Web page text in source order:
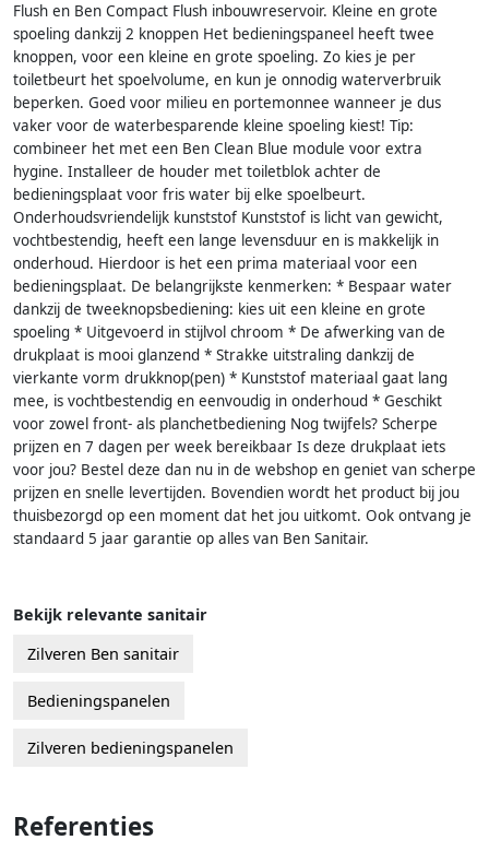
Flush en Ben Compact Flush inbouwreservoir. Kleine en grote
spoeling dankzij 2 knoppen Het bedieningspaneel heeft twee
knoppen, voor een kleine en grote spoeling. Zo kies je per
toiletbeurt het spoelvolume, en kun je onnodig waterverbruik
beperken. Goed voor milieu en portemonnee wanneer je dus
vaker voor de waterbesparende kleine spoeling kiest! Tip:
combineer het met een Ben Clean Blue module voor extra
hygine. Installeer de houder met toiletblok achter de
bedieningsplaat voor fris water bij elke spoelbeurt.
Onderhoudsvriendelijk kunststof Kunststof is licht van gewicht,
vochtbestendig, heeft een lange levensduur en is makkelijk in
onderhoud. Hierdoor is het een prima materiaal voor een
bedieningsplaat. De belangrijkste kenmerken: * Bespaar water
dankzij de tweeknopsbediening: kies uit een kleine en grote
spoeling * Uitgevoerd in stijlvol chroom * De afwerking van de
drukplaat is mooi glanzend * Strakke uitstraling dankzij de
vierkante vorm drukknop(pen) * Kunststof materiaal gaat lang
mee, is vochtbestendig en eenvoudig in onderhoud * Geschikt
voor zowel front- als planchetbediening Nog twijfels? Scherpe
prijzen en 7 dagen per week bereikbaar Is deze drukplaat iets
voor jou? Bestel deze dan nu in de webshop en geniet van scherpe
prijzen en snelle levertijden. Bovendien wordt het product bij jou
thuisbezorgd op een moment dat het jou uitkomt. Ook ontvang je
standaard 5 jaar garantie op alles van Ben Sanitair.
Bekijk relevante sanitair
Zilveren Ben sanitair
Bedieningspanelen
Zilveren bedieningspanelen
Referenties